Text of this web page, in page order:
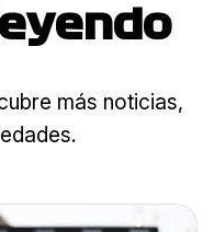
más noticias,